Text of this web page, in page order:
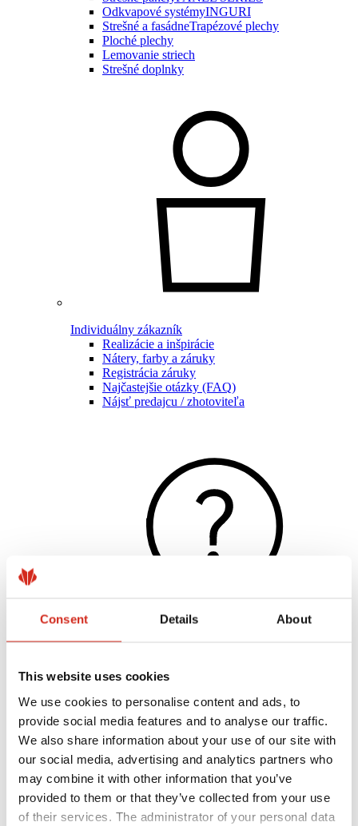
Consent Details About
This website uses cookies
We use cookies to personalise content and ads, to
provide social media features and to analyse our traffic.
We also share information about your use of our site with
our social media, advertising and analytics partners who
may combine it with other information that you’ve
provided to them or that they’ve collected from your use
of their services. The administrator of your personal data
Odkvapové systémyINGURI
Strešné a fasádneTrapézové plechy
Ploché plechy
Lemovanie striech
Strešné doplnky
Individuálny zákazník
Realizácie a inšpirácie
Nátery, farby a záruky
Registrácia záruky
Najčastejšie otázky (FAQ)
Nájsť predajcu / zhotoviteľa
Nátery, farby a záruky
Realizácie a inšpirácie
Súbory na stiahnutie
Nájsť zhotoviteľa
Knižnica BIM
Pre profesionálov